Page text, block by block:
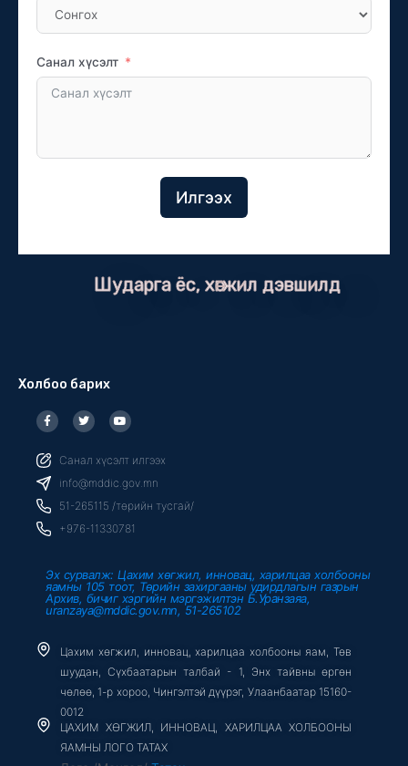
Санал хүсэлт
Илгээх
Шударга ёс, хөгжил дэвшилд
Холбоо барих
F
a
c
b
o
o
k
f
T
w
i
t
r
Y
o
u
u
e
Санал хүсэлт илгээх
info@mddic.gov.mn
51-265115 /төрийн тусгай/
+976-11330781
Эх сурвалж: Цахим хөгжил, инновац, харилцаа холбооны
яамны 105 тоот, Төрийн захиргааны удирдлагын газрын
Архив, бичиг хэргийн мэргэжилтэн Б.Уранзаяа,
uranzaya@mddic.gov.mn, 51-265102
Цахим хөгжил, инновац, харилцаа холбооны яам, Төв
шуудан, Сүхбаатарын талбай - 1, Энх тайвны өргөн
чөлөө, 1-р хороо, Чингэлтэй дүүрэг, Улаанбаатар 15160-
0012
ЦАХИМ ХӨГЖИЛ, ИННОВАЦ, ХАРИЛЦАА ХОЛБООНЫ
ЯАМНЫ ЛОГО ТАТАХ